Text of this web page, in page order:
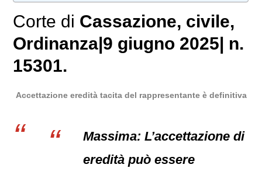
Corte di Cassazione, civile,
Ordinanza|9 giugno 2025| n.
15301.
Accettazione eredità tacita del rappresentante è definitiva
Massima: L’accettazione di
eredità può essere